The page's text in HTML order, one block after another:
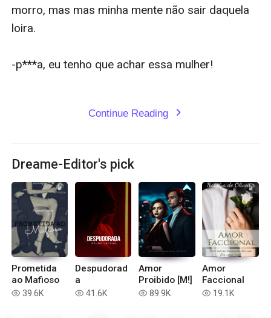
morro, mas mas minha mente não sair daquela
loira.
-p***a, eu tenho que achar essa mulher!
Continue Reading expand_more
Dreame-Editor's pick
Prometida
ao Mafioso
read 39.6K
Despudorad
a
read 41.6K
Amor
Proibido [M!]
read 89.9K
Amor
Faccional
read 19.1K